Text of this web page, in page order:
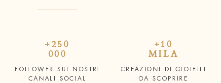
+250
000
FOLLOWER SUI NOSTRI
CANALI SOCIAL
+10
MILA
CREAZIONI DI GIOIELLI
DA SCOPRIRE